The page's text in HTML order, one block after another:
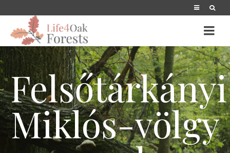
Felsőtárkányi
Miklós-völgy